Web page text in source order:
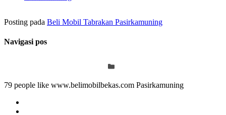
Posting pada Beli Mobil Tabrakan Pasirkamuning
Navigasi pos
79 people like www.belimobilbekas.com Pasirkamuning